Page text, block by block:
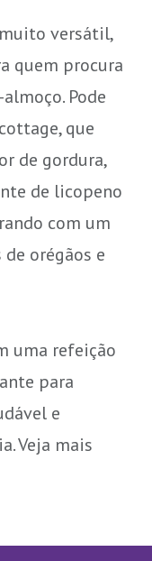
versátil,
quem procura
Pode
que
de gordura,
de licopeno
com um
orégãos e
uma refeição
para
e
Veja mais